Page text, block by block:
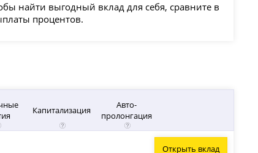
найти выгодный вклад для себя, сравните в
процентов.
Капитализация
Авто-
пролонгация
Открыть вклад